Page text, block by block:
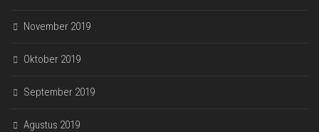
November 2019
Oktober 2019
September 2019
Agustus 2019